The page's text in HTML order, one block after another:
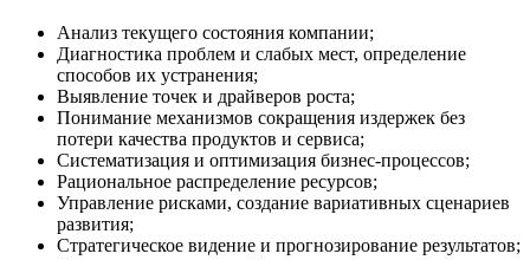
Анализ текущего состояния компании;
Диагностика проблем и слабых мест, определение
способов их устранения;
Выявление точек и драйверов роста;
Понимание механизмов сокращения издержек без
потери качества продуктов и сервиса;
Систематизация и оптимизация бизнес-процессов;
Рациональное распределение ресурсов;
Управление рисками, создание вариативных сценариев
развития;
Стратегическое видение и прогнозирование результатов;